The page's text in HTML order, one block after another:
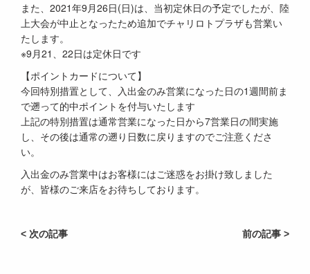
また、2021年9月26日(日)は、当初定休日の予定でしたが、陸
上大会が中止となったため追加でチャリロトプラザも営業い
たします。
※9月21、22日は定休日です
【ポイントカードについて】
今回特別措置として、入出金のみ営業になった日の1週間前ま
で遡って的中ポイントを付与いたします
上記の特別措置は通常営業になった日から7営業日の間実施
し、その後は通常の遡り日数に戻りますのでご注意くださ
い。
入出金のみ営業中はお客様にはご迷惑をお掛け致しました
が、皆様のご来店をお待ちしております。
前の記事 >
< 次の記事